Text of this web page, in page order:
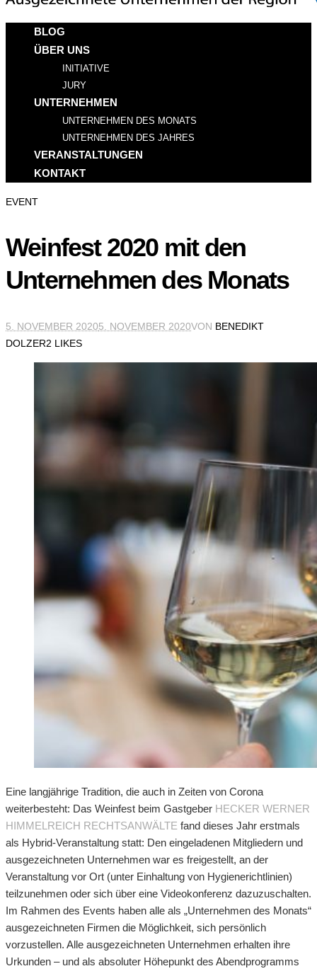
BLOG
ÜBER UNS
INITIATIVE
JURY
UNTERNEHMEN
UNTERNEHMEN DES MONATS
UNTERNEHMEN DES JAHRES
VERANSTALTUNGEN
KONTAKT
EVENT
Weinfest 2020 mit den
Unternehmen des Monats
5. NOVEMBER 20205. NOVEMBER 2020VON BENEDIKT
DOLZER2 LIKES
Eine langjährige Tradition, die auch in Zeiten von Corona
weiterbesteht: Das Weinfest beim Gastgeber HECKER WERNER
HIMMELREICH RECHTSANWÄLTE fand dieses Jahr erstmals
als Hybrid-Veranstaltung statt: Den eingeladenen Mitgliedern und
ausgezeichneten Unternehmen war es freigestellt, an der
Veranstaltung vor Ort (unter Einhaltung von Hygienerichtlinien)
teilzunehmen oder sich über eine Videokonferenz dazuzuschalten.
Im Rahmen des Events haben alle als „Unternehmen des Monats“
ausgezeichneten Firmen die Möglichkeit, sich persönlich
vorzustellen. Alle ausgezeichneten Unternehmen erhalten ihre
Urkunden – und als absoluter Höhepunkt des Abendprogramms